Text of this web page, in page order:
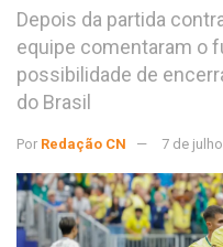
Depois da partida
equipe comentaram o
possibilidade de
do Brasil
Por Redação CN 7 de